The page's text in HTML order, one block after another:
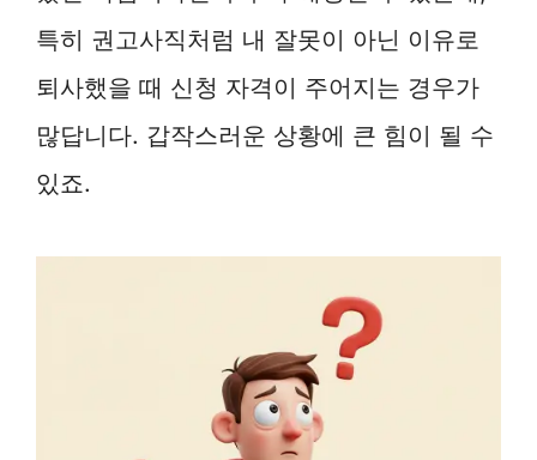
특히 권고사직처럼 내 잘못이 아닌 이유로
퇴사했을 때 신청 자격이 주어지는 경우가
많답니다. 갑작스러운 상황에 큰 힘이 될 수
있죠.